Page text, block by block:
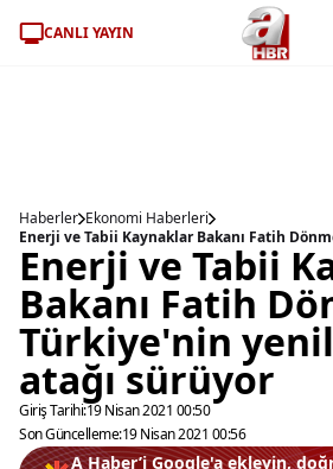
CANLI YAYIN
Haberler Ekonomi Haberleri
Enerji ve Tabii
Bakanı Fatih
Türkiye'nin
atağı sürüyor
Giriş Tarihi:19 Nisan 2021 00:50
Son Güncelleme:19 Nisan 2021 00:56
A Haber’i Google'a ekleyin,